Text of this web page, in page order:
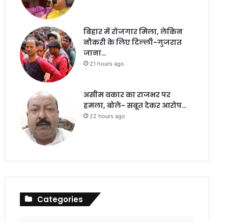
बिहार में रोजगार मिला, लेकिन
नौकरी के लिए दिल्ली-गुजरात
जाना…
21 hours ago
असीम वकार का राजभर पर
हमला, बोले- सबूत देकर आरोप…
22 hours ago
Categories